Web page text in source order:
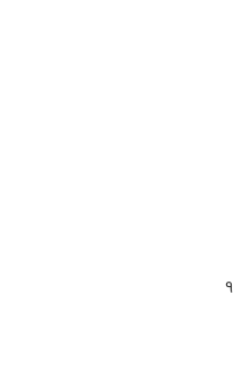
برچسب بی تی اس طرح زرد مجموعه 9